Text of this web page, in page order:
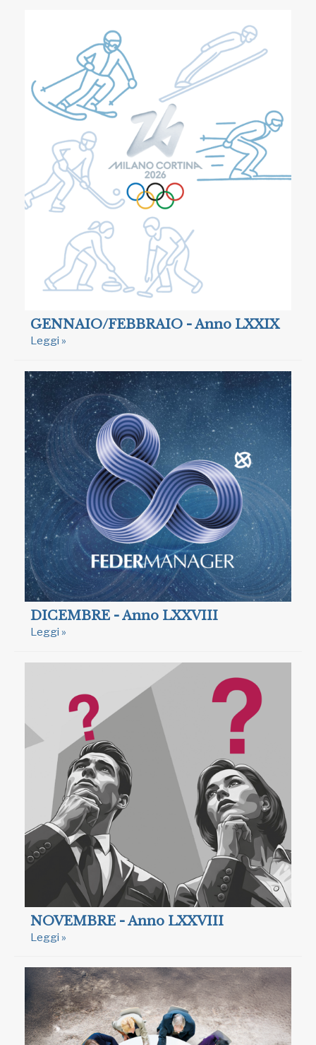
GENNAIO/FEBBRAIO - Anno LXXIX
Leggi »
DICEMBRE - Anno LXXVIII
Leggi »
NOVEMBRE - Anno LXXVIII
Leggi »